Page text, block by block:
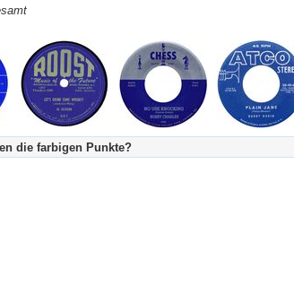
die farbigen Punkte?